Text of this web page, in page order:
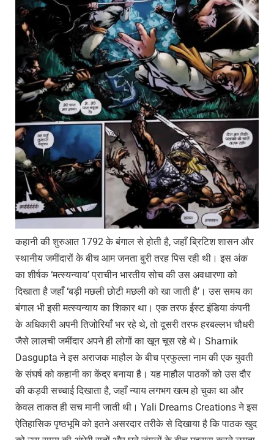
कहानी की शुरुआत 1792 के बंगाल से होती है, जहाँ ब्रिटिश शासन और
स्थानीय जमींदारों के बीच आम जनता बुरी तरह पिस रही थी। इस अंक
का शीर्षक ‘मत्स्यन्याय’ प्राचीन भारतीय सोच की उस अवधारणा को
दिखाता है जहाँ ‘बड़ी मछली छोटी मछली को खा जाती है’। उस समय का
बंगाल भी इसी मत्स्यन्याय का शिकार था। एक तरफ ईस्ट इंडिया कंपनी
के अधिकारी अपनी तिजोरियाँ भर रहे थे, तो दूसरी तरफ हरबल्लभ चौधरी
जैसे लालची जमींदार अपने ही लोगों का खून चूस रहे थे। Shamik
Dasgupta ने इस अराजक माहौल के बीच प्रफुल्ला नाम की एक युवती
के संघर्ष को कहानी का केंद्र बनाया है। यह माहौल पाठकों को उस दौर
की कड़वी सच्चाई दिखाता है, जहाँ न्याय लगभग खत्म हो चुका था और
केवल ताकत ही सच मानी जाती थी। Yali Dreams Creations ने इस
ऐतिहासिक पृष्ठभूमि को इतने असरदार तरीके से दिखाया है कि पाठक खुद